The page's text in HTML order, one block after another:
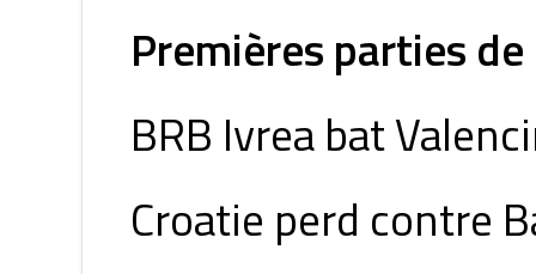
Premières parties
BRB Ivrea bat
Croatie perd contre